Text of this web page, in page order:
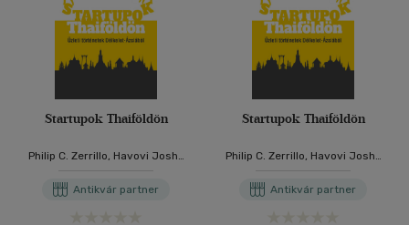
Startupok Thaiföldön
Philip C. Zerrillo, Havovi Joshi,
Antikvár partner
Startupok Thaiföldön
Philip C. Zerrillo, Havovi Joshi,
Antikvár partner